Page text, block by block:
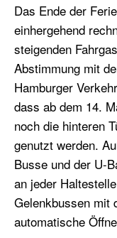
Das Ende der
einhergehend
steigenden
Abstimmung mit
Hamburger
dass ab dem 14.
noch die hinteren
genutzt werden.
Busse und der U-
an jeder
Gelenkbussen mit
automatische